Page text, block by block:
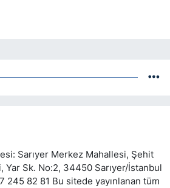
Sarıyer Merkez Mahallesi, Şehit
Yar Sk. No:2, 34450 Sarıyer/İstanbul
245 82 81 Bu sitede yayınlanan tüm